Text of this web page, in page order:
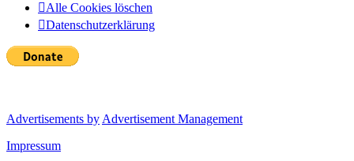
Alle Cookies löschen
Datenschutzerklärung
Advertisements byAdvertisement Management
Impressum